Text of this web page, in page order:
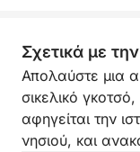
Σχετικά με
Απολαύστε μια
σικελικό
αφηγείται την
νησιού, και